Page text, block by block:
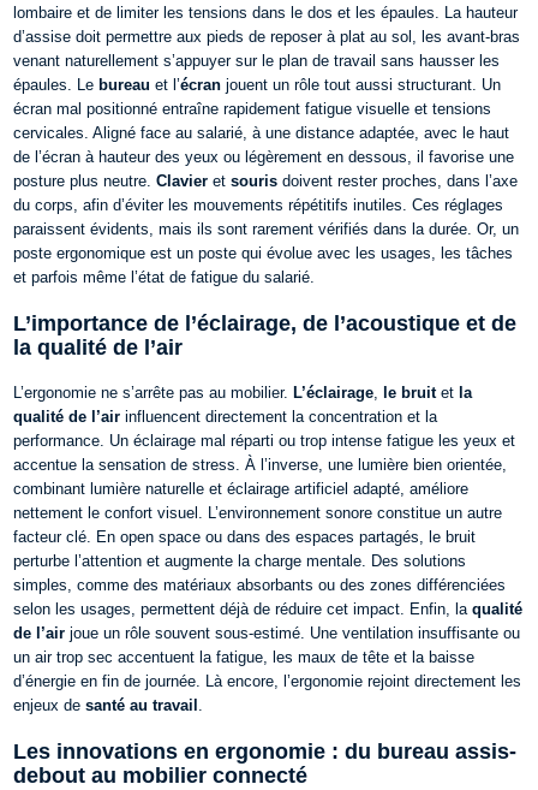
lombaire et de limiter les tensions dans le dos et les épaules. La hauteur
d’assise doit permettre aux pieds de reposer à plat au sol, les avant-bras
venant naturellement s’appuyer sur le plan de travail sans hausser les
épaules. Le bureau et l’écran jouent un rôle tout aussi structurant. Un
écran mal positionné entraîne rapidement fatigue visuelle et tensions
cervicales. Aligné face au salarié, à une distance adaptée, avec le haut
de l’écran à hauteur des yeux ou légèrement en dessous, il favorise une
posture plus neutre.Clavieret sourisdoivent rester proches, dans l’axe
du corps, afin d’éviter les mouvements répétitifs inutiles. Ces réglages
paraissent évidents, mais ils sont rarement vérifiés dans la durée. Or, un
poste ergonomique est un poste qui évolue avec les usages, les tâches
et parfois même l’état de fatigue du salarié.
L’importance de l’éclairage, de l’acoustique et de
la qualité de l’air
L’ergonomie ne s’arrête pas au mobilier. L’éclairage, le bruitet la
qualité de l’air influencent directement la concentration et la
performance. Un éclairage mal réparti ou trop intense fatigue les yeux et
accentue la sensation de stress. À l’inverse, une lumière bien orientée,
combinant lumière naturelle et éclairage artificiel adapté, améliore
nettement le confort visuel. L’environnement sonore constitue un autre
facteur clé. En open space ou dans des espaces partagés, le bruit
perturbe l’attention et augmente la charge mentale. Des solutions
simples, comme des matériaux absorbants ou des zones différenciées
selon les usages, permettent déjà de réduire cet impact. Enfin, laqualité
de l’air joue un rôle souvent sous-estimé. Une ventilation insuffisante ou
un air trop sec accentuent la fatigue, les maux de tête et la baisse
d’énergie en fin de journée. Là encore, l’ergonomie rejoint directement les
enjeux desanté au travail .
Les innovations en ergonomie : du bureau assis-
debout au mobilier connecté